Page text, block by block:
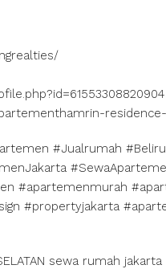
residence-
#Jualrumah
#apartemenmurah
#propertyjakarta
SELATAN sewa rumah